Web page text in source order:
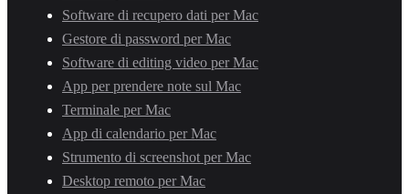
Software di recupero dati per Mac
Gestore di password per Mac
Software di editing video per Mac
App per prendere note sul Mac
Terminale per Mac
App di calendario per Mac
Strumento di screenshot per Mac
Desktop remoto per Mac